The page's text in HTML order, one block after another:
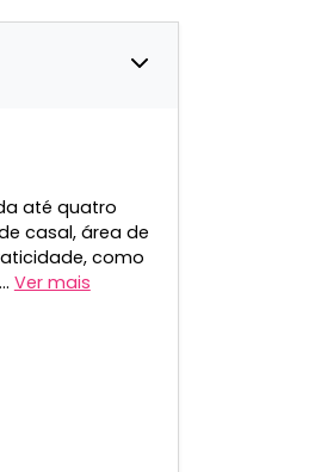
até quatro
casal, área de
como
Ver mais